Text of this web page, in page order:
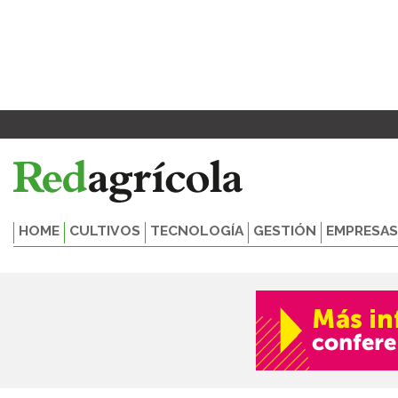
HOME CULTIVOS TECNOLOGÍA GESTIÓN EMPRESAS